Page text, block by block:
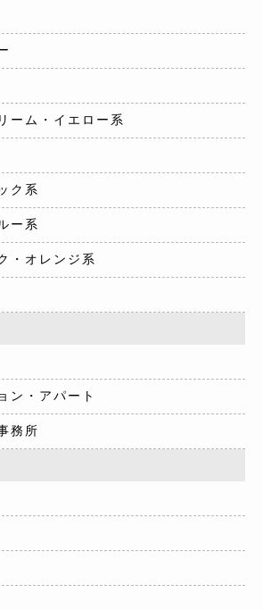
ーム・イエロー系
ク系
ー系
・オレンジ系
ン・アパート
務所